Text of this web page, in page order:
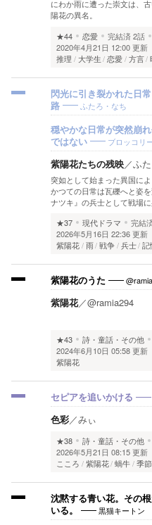
にわか雨に遭った崇文は、
陽花の異名。
★44
恋愛 完結済2話
2020年4月21日 12:00 更新
推理
大学生 恋愛 方言
閃光に引き裂かれた日
路
ふたろ・なち
穏やかな日常が突然崩
ではない
ブロッコリ
紫陽花たちの残映／ふ
突如として始まった異国に
かつての日常は瓦礫へと姿
ナツキ』の兵士として戦場
★37
現代ドラマ 完結
2026年5月16日 22:36 更新
紫陽花 雨 戦争 兵士 記
紫陽花のうた
紫陽花／@ramia294
★43 詩・童話・その他
2024年6月10日 05:58 更新
紫陽花
セピアを追いかける
色彩／みぃ
★38 詩・童話・その他
2026年5月21日 08:15 更新
こころ
紫陽花 蝸牛 季節
沈黙する青い花。その
いる。
黒猫キートン